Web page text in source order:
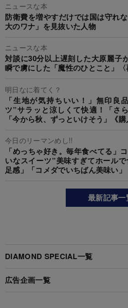
ニュースな本
防衛費を増やすだけでは国は守れ
大のワナ」を見抜いた人物
ニュースな本
対談に30分以上遅刻した大原麗子
瞬で虜にした「魔性のひとこと」〈
明日なに着てく？
「生地が気持ちいい！」無印良
ツ”サラッと涼しくて快適！「さ
「今から秋、ずっといけそう」《購
今日のリーマンめし!!
「めっちゃ好き。毎年食べてる」
いなスイーツ”美味すぎてホール
足感」「コメダでいちばん美味い」
最新記事一
DIAMOND SPECIAL一覧
広告企画一覧